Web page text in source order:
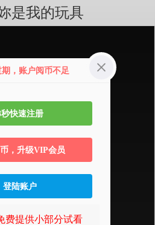
是我的玩具
，账户阅币不足
秒快速注册
，升级VIP会员
登陆账户
费提供小部分试看